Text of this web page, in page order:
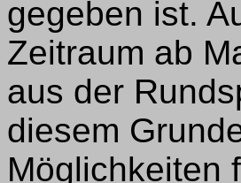
gegeben ist.
Zeitraum ab
aus der
diesem
Möglichkeiten